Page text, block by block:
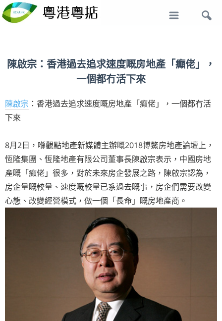
陳啟宗：香港過去追求速度嘅房地產「癲佬」，
一個都冇活下來
陳啟宗 ：香港過去追求速度嘅房地產「癲佬」，一個都冇活
下來
8月2日，喺觀點地產新媒體主辦嘅2018博鰲房地產論壇上，
恆隆集團、恆隆地產有限公司董事長陳啟宗表示，中國房地
產嘅「癲佬」很多，對於未來房企發展之路，陳啟宗認為，
房企量嘅較量、速度嘅較量已系過去嘅事，房企們需要改變
心態、改變經營模式，做一個「長命」嘅房地產商。